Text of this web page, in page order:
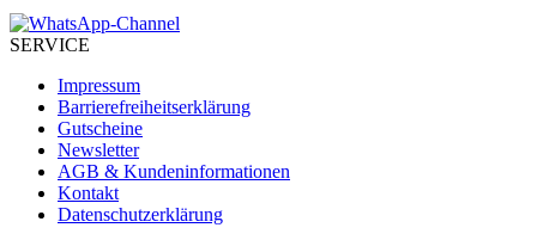
SERVICE
Impressum
Barrierefreiheitserklärung
Gutscheine
Newsletter
AGB & Kundeninformationen
Kontakt
Datenschutzerklärung